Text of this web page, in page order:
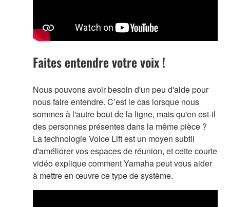
Faites entendre votre voix !
Nous pouvons avoir besoin d'un peu d'aide pour
nous faire entendre. C’est le cas lorsque nous
sommes à l'autre bout de la ligne, mais qu'en est-il
des personnes présentes dans la même pièce ?
La technologie Voice Lift est un moyen subtil
d'améliorer vos espaces de réunion, et cette courte
vidéo explique comment Yamaha peut vous aider
à mettre en œuvre ce type de système.